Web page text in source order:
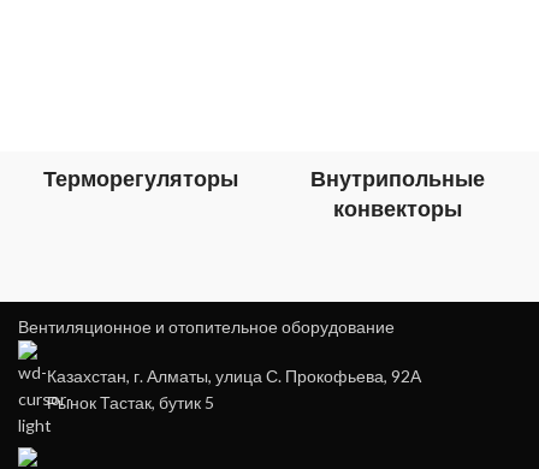
Терморегуляторы
Внутрипольные
конвекторы
Вентиляционное и отопительное оборудование
Казахстан, г. Алматы, улица С. Прокофьева, 92А
Рынок Тастак, бутик 5